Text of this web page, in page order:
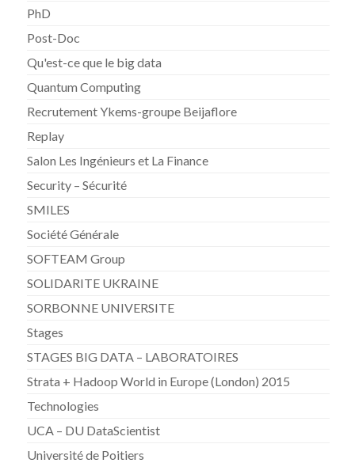
PhD
Post-Doc
Qu'est-ce que le big data
Quantum Computing
Recrutement Ykems-groupe Beijaflore
Replay
Salon Les Ingénieurs et La Finance
Security – Sécurité
SMILES
Société Générale
SOFTEAM Group
SOLIDARITE UKRAINE
SORBONNE UNIVERSITE
Stages
STAGES BIG DATA – LABORATOIRES
Strata + Hadoop World in Europe (London) 2015
Technologies
UCA – DU DataScientist
Université de Poitiers